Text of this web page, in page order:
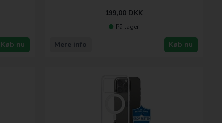
Køb nu
199,00 DKK
På lager
Køb nu
Mere info